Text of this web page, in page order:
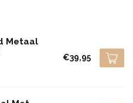
Metaal
€39,95